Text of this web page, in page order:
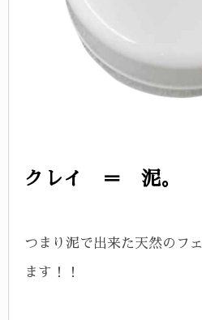
クレイ ＝ 泥。
つまり泥で出来た天然のフ
ます！！